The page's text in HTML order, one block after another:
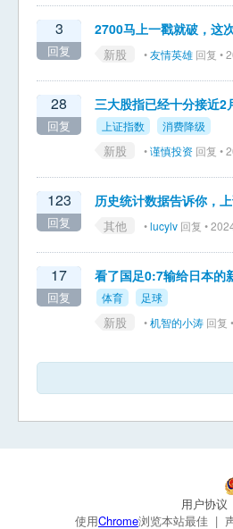
3
回复
2700马上一戳就破，这
新股 •友情英雄 回复 •
28
回复
三大股指已经十分接近2
上证指数 消费降级
新股 •谨慎投资 回复 •
123
回复
历史统计数据告诉你，
其他 •lucylv 回复 •
17
回复
看了国足0:7输给日本的
体育 足球
新股 •机智的小涛 回复
用户协议
使用Chrome浏览本站最佳 |